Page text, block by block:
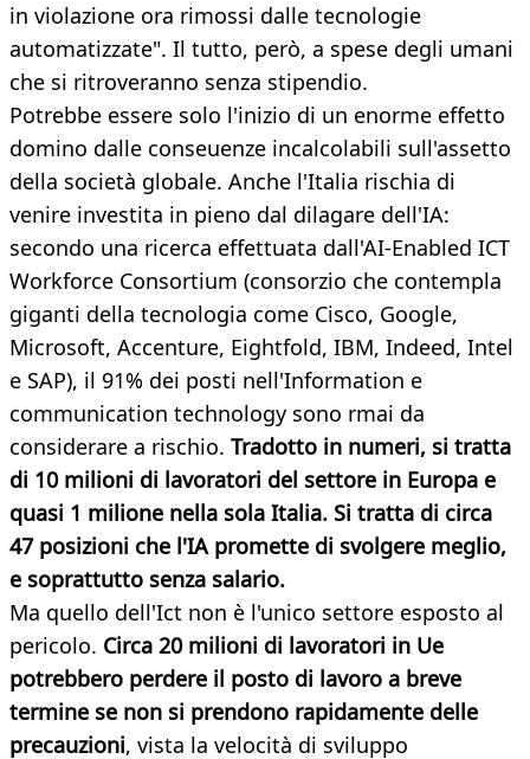
in violazione ora rimossi dalle tecnologie
automatizzate". Il tutto, però, a spese degli umani
che si ritroveranno senza stipendio.
Potrebbe essere solo l'inizio di un enorme effetto
domino dalle conseuenze incalcolabili sull'assetto
della società globale. Anche l'Italia rischia di
venire investita in pieno dal dilagare dell'IA:
secondo una ricerca effettuata dall'AI-Enabled ICT
Workforce Consortium (consorzio che contempla
giganti della tecnologia come Cisco, Google,
Microsoft, Accenture, Eightfold, IBM, Indeed, Intel
e SAP), il 91% dei posti nell'Information e
communication technology sono rmai da
considerare a rischio. Tradotto in numeri, si tratta
di 10 milioni di lavoratori del settore in Europa e
quasi 1 milione nella sola Italia. Si tratta di circa
47 posizioni che l'IA promette di svolgere meglio,
e soprattutto senza salario.
Ma quello dell'Ict non è l'unico settore esposto al
pericolo. Circa 20 milioni di lavoratori in Ue
potrebbero perdere il posto di lavoro a breve
termine se non si prendono rapidamente delle
precauzioni, vista la velocità di sviluppo